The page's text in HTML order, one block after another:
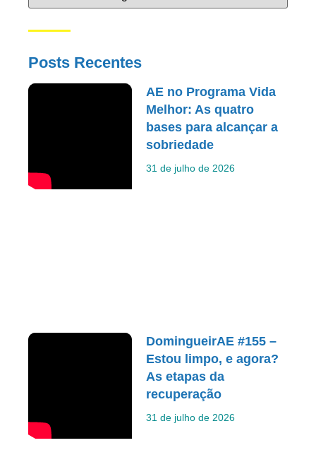
Posts Recentes
AE no Programa Vida
Melhor: As quatro
bases para alcançar a
sobriedade
31 de julho de 2026
DomingueirAE #155 –
Estou limpo, e agora?
As etapas da
recuperação
31 de julho de 2026